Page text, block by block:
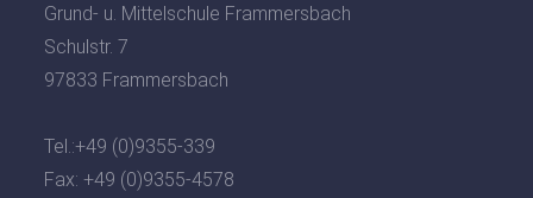
Grund- u. Mittelschule Frammersbach
Schulstr. 7
97833 Frammersbach
Tel.:+49 (0)9355-339
Fax: +49 (0)9355-4578